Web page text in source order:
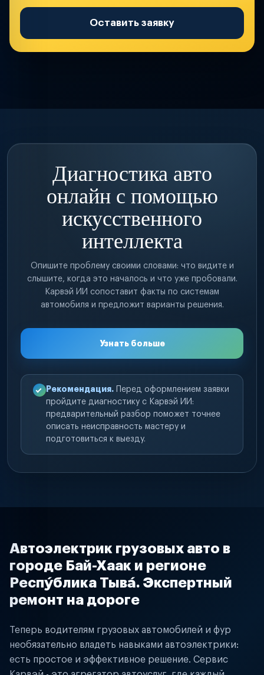
Оставить заявку
Диагностика авто
онлайн с помощью
искусственного
интеллекта
Опишите проблему своими словами: что видите и
слышите, когда это началось и что уже пробовали.
Карвэй ИИ сопоставит факты по системам
автомобиля и предложит варианты решения.
Узнать больше
Рекомендация. Перед оформлением заявки
пройдите диагностику с Карвэй ИИ:
предварительный разбор поможет точнее
описать неисправность мастеру и
подготовиться к выезду.
Автоэлектрик грузовых авто в
городе Бай-Хаак и регионе
Респу́блика Тыва́. Экспертный
ремонт на дороге
Теперь водителям грузовых автомобилей и фур
необязательно владеть навыками автоэлектрики:
есть простое и эффективное решение. Сервис